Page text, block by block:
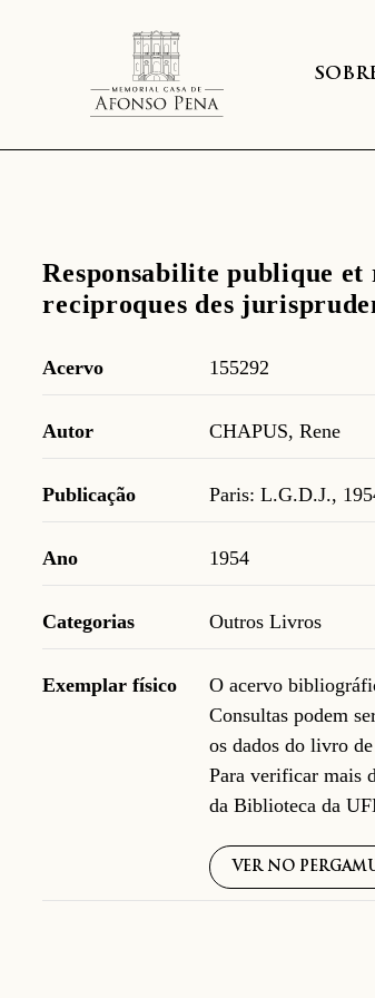
Responsabilite publique
reciproques des
Acervo 155292
Autor CHAPUS, Rene
Publicação Paris: L.G.D.J.,
Ano 1954
Categorias Outros Livros
Exemplar físico
O acervo
Consultas podem
os dados do livro
Para verificar mais
da Biblioteca da
VER NO